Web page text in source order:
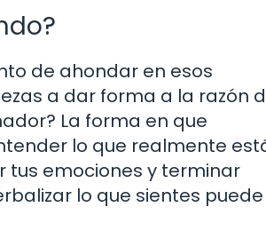
de ahondar en esos
a dar forma a la razón
La forma en que
lo que realmente
tus emociones y terminar
lo que sientes puede